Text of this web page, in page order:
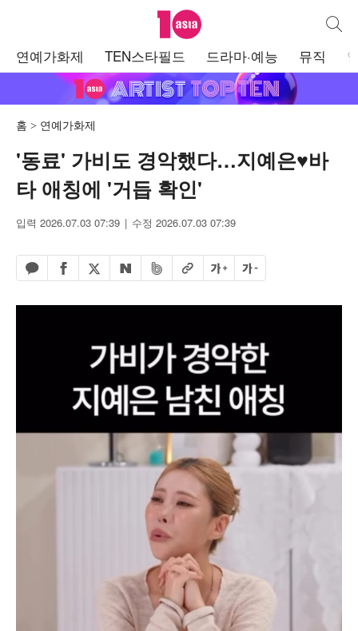
텐아시아 통합
연예가화제 TEN스타필드 드라마·예능 뮤직
홈 연예가화제
'동료' 가비도 경악했다…지예은♥바
타 애칭에 '거듭 확인'
입력 2026.07.03 07:39 수정 2026.07.03 07:39
카카오톡 공유하기
페이스북 공유하기
엑스 공유하기
네이버 공유하기
밴드 공유하기
URL복사글자 크게글자 작게